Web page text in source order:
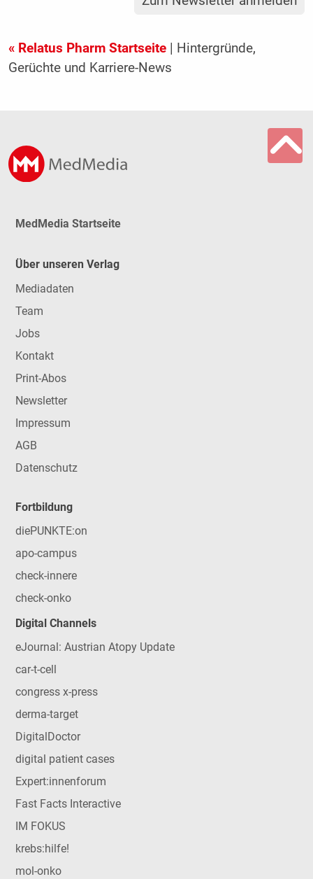
« Relatus Pharm Startseite| Hintergründe,
Gerüchte und Karriere-News
MedMedia Startseite
Über unseren Verlag
Mediadaten
Team
Jobs
Kontakt
Print-Abos
Newsletter
Impressum
AGB
Datenschutz
Fortbildung
diePUNKTE:on
apo-campus
check-innere
check-onko
Digital Channels
eJournal: Austrian Atopy Update
car-t-cell
congress x-press
derma-target
DigitalDoctor
digital patient cases
Expert:innenforum
Fast Facts Interactive
IM FOKUS
krebs:hilfe!
mol-onko